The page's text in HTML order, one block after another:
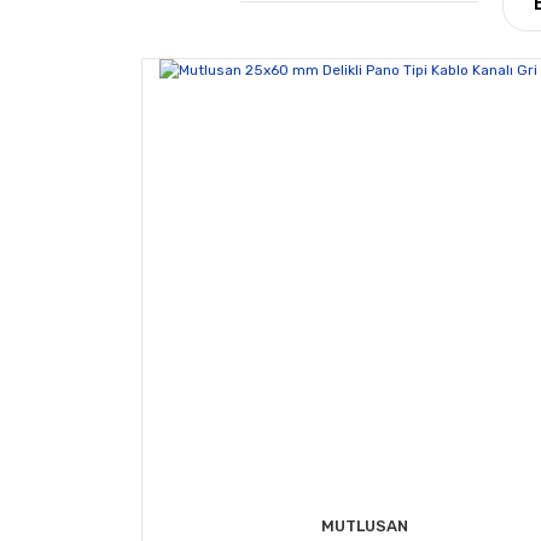
Ürün resmi kalitesiz, bozuk veya
Ürün bilgilerinde hatalar bulunuyor.
MUTLUSAN